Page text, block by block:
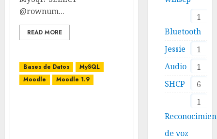
@rownum...
READ MORE
Bases de Datos
MySQL
Moodle
Moodle 1.9
1
Bluetooth
1
Jessie
1
Audio
6
SHCP
1
de voz